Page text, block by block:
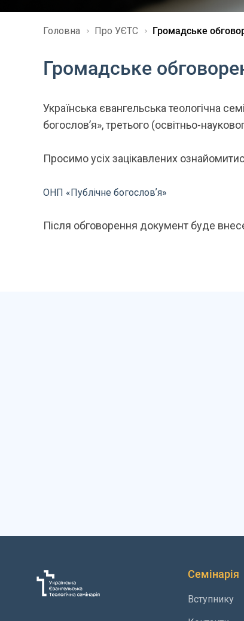
Головна Про УЄТС Громадське
Громадське
Українська євангельська теологічна
богословʼя», третього (освітньо-
Просимо усіх зацікавлених
ОНП «Публічне богословʼя»
Після обговорення документ буде
Семінарія
Вступнику